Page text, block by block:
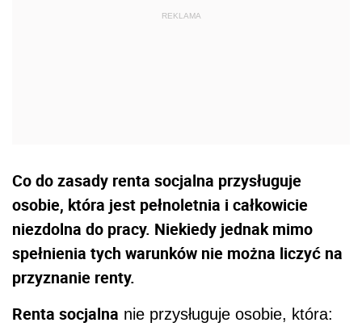
Co do zasady renta socjalna przysługuje
osobie, która jest pełnoletnia i całkowicie
niezdolna do pracy. Niekiedy jednak mimo
spełnienia tych warunków nie można liczyć na
przyznanie renty.
Renta socjalna nie przysługuje osobie, która: